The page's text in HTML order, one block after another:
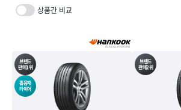
상품간 비교
브랜드
판매1위
흡음재
타이어
브랜드
판매2위